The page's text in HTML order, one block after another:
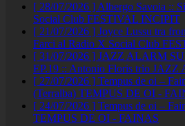
[ 28/07/2026 ] Albergo Savoia ::
Social Club FESTIVAL INCIPIT
[ 21/07/2026 ] Joyce Lussu tra
Farci al Radio X Social Club
[ 31/07/2026 ] JAZZ ALARM
EP.19 :: Antonio Floris trio JAZZ
[ 27/07/2026 ] Tempus de oi –
(Terralba) TEMPUS DE OI -
[ 24/07/2026 ] Tempus de oi –
TEMPUS DE OI - FAINAS